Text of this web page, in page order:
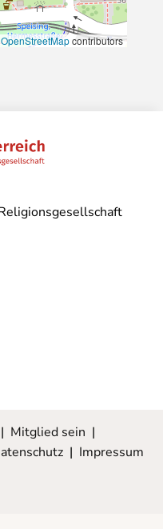
OpenStreetMapcontributors
Mitglied sein |
| Impressum